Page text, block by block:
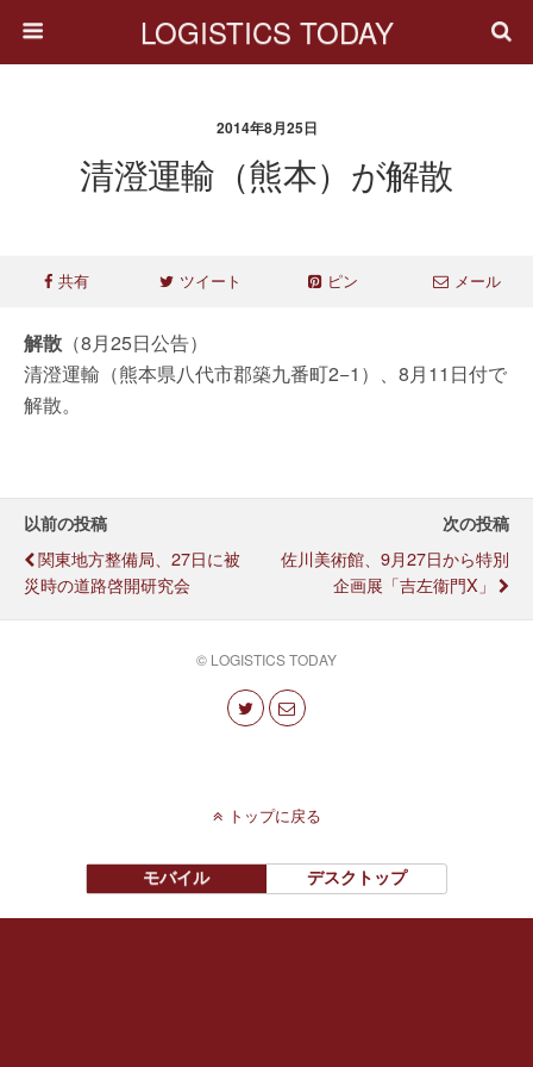
LOGISTICS TODAY
2014年8月25日
清澄運輸（熊本）が解散
共有 ツイート ピン メール
解散 （8月25日公告）
清澄運輸（熊本県八代市郡築九番町2−1）、8月11日付で
解散。
以前の投稿
関東地方整備局、27日に被
災時の道路啓開研究会
次の投稿
佐川美術館、9月27日から特別
企画展「吉左衞門X」
© LOGISTICS TODAY
トップに戻る
モバイル デスクトップ